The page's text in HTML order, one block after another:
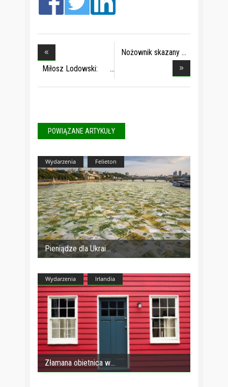
Miłosz Lodowski:
Nożownik skazany
POWIĄZANE ARTYKUŁY
Wydarzenia Felieton
Pieniądze dla Ukrai
Wydarzenia Irlandia
Złamana obietnica w